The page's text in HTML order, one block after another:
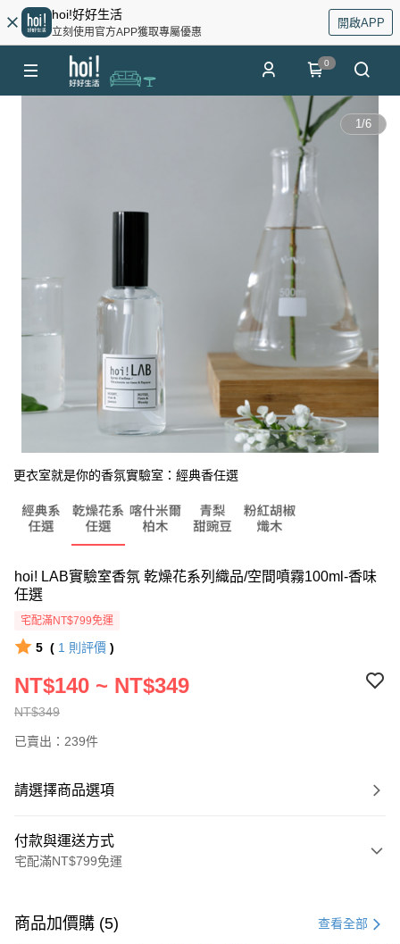
hoi!好好生活
立刻使用官方APP獲取專屬優惠
開啟APP
0
1/6
更衣室就是你的香氛實驗室：經典香任選
hoi! LAB實驗室香氛 乾燥花系列織品/空間噴霧100ml-香味
任選
宅配滿NT$799免運
5 ( 1 則評價 )
NT$349
NT$140 ~ NT$349
已賣出：239件
請選擇商品選項
付款與運送方式
宅配滿NT$799免運
信用卡一次付款
商品加價購 (5) 查看全部